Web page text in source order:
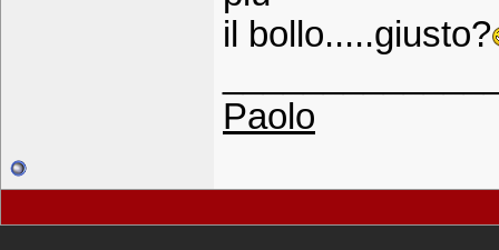
il bollo.....giusto?
Paolo